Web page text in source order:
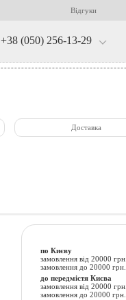
Відгуки
+38 (050) 256-13-29
Доставка
по Києву
замовлення від 20000 грн.
замовлення до 20000 грн.
до передмістя Києва
замовлення від 20000 грн.
замовлення до 20000 грн.